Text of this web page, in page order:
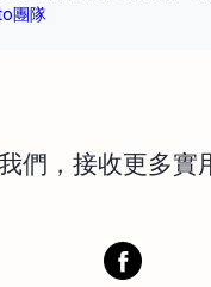
團隊
們，接收更多實